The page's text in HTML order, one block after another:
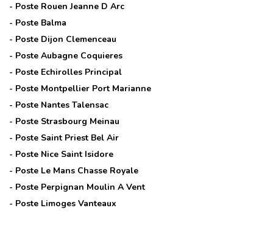
- Poste Rouen Jeanne D Arc
- Poste Balma
- Poste Dijon Clemenceau
- Poste Aubagne Coquieres
- Poste Echirolles Principal
- Poste Montpellier Port Marianne
- Poste Nantes Talensac
- Poste Strasbourg Meinau
- Poste Saint Priest Bel Air
- Poste Nice Saint Isidore
- Poste Le Mans Chasse Royale
- Poste Perpignan Moulin A Vent
- Poste Limoges Vanteaux